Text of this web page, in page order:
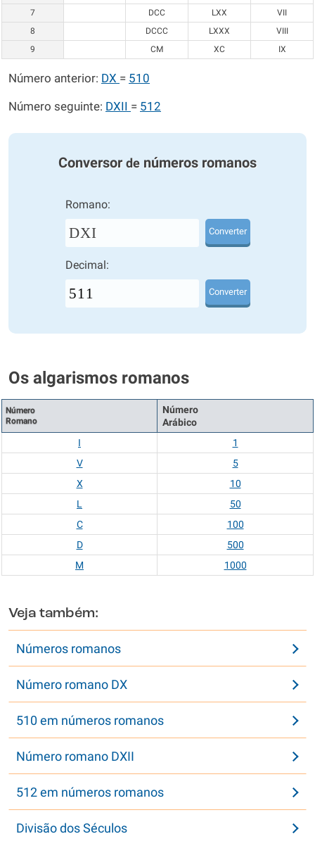
7
DCC LXX
VII
8
DCCC LXXX
VIII
9
CM XC IX
Número anterior: DX = 510
Número seguinte: DXII = 512
Conversor de números romanos
Romano:
DXI Converter
Decimal:
Converter
Os algarismos romanos
Número
Romano
Número
Arábico
I
1
V
5
X
10
L
50
C
100
D
500
M
1000
Veja também:
Números romanos
Número romano DX
510 em números romanos
Número romano DXII
512 em números romanos
Divisão dos Séculos